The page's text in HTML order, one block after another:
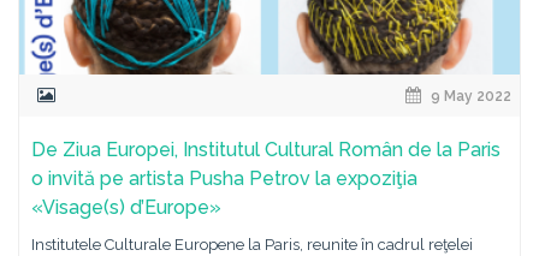
9 May 2022
De Ziua Europei, Institutul Cultural Român de la Paris
o invită pe artista Pusha Petrov la expoziţia
«Visage(s) d’Europe»
Institutele Culturale Europene la Paris, reunite în cadrul reţelei